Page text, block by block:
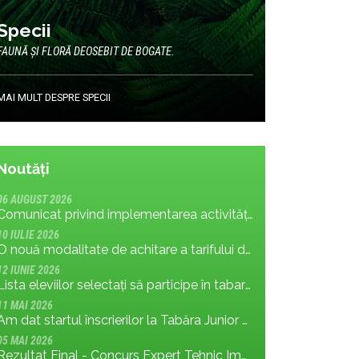
ȘI FLORĂ DEOSEBIT DE BOGATE.
MULT DESPRE SPECII
AUGUST 2026
Comunicat privind implementarea activității: măsura MR.8.1.4 din planul de management; cu privire la tronsonul de drum cuprins între Baraj Gura Apelor și Cabana Rotunda
IULIE 2026
O nouă modalitate de achitare a tarifului de vizitare în Parcul Național Retezat
IUNIE 2026
Lista eleviilor selectați să participe în tabara Junior Ranger 2026
MAI 2026
Am dat startul înscrierilor la Tabăra Junior Ranger 2026 – Oameni conectați prin natură – tineri și comunități pentru viitorul Parcului Național Retezat
MAI 2026
Rezultat Final - Concurs Expert Tehnic Implementare 3 05.05.2026